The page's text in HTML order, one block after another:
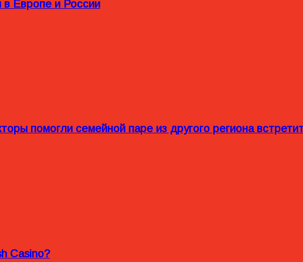
Европе и России
помогли семейной паре из другого региона
Casino?